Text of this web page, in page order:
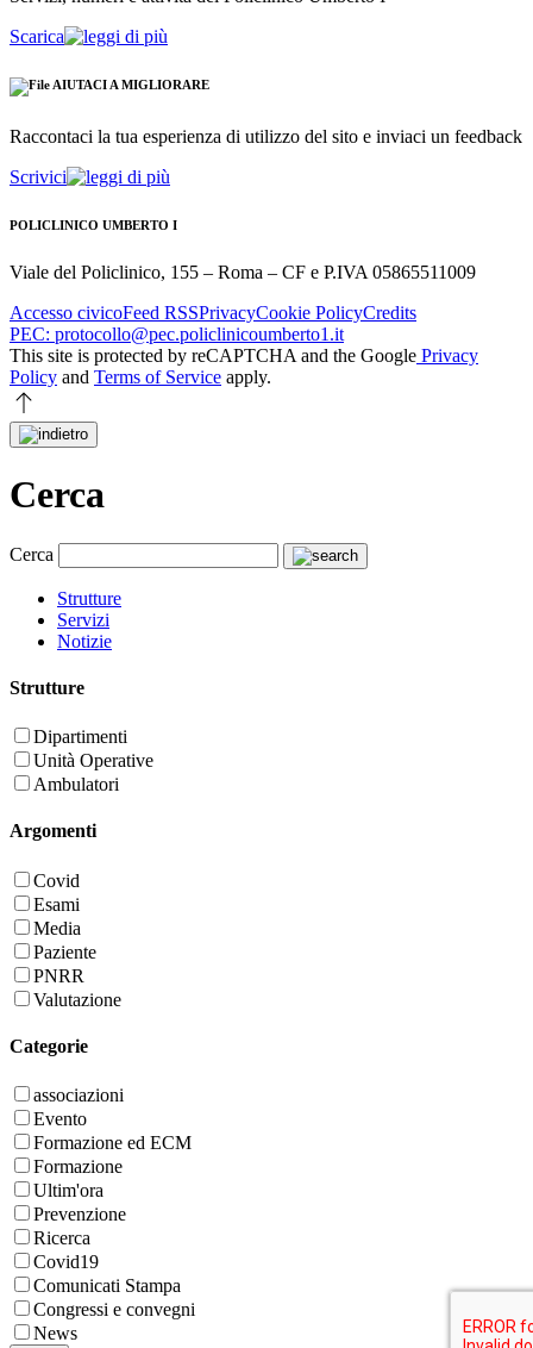
Scarica
AIUTACI A MIGLIORARE
Raccontaci la tua esperienza di utilizzo del sito e inviaci un feedback
Scrivici
POLICLINICO UMBERTO I
Viale del Policlinico, 155 – Roma – CF e P.IVA 05865511009
Accesso civicoFeed RSSPrivacyCookie PolicyCredits
PEC: protocollo@pec.policlinicoumberto1.it
This site is protected by reCAPTCHA and the Google Privacy
Policy and Terms of Service apply.
Cerca
Cerca
Strutture
Servizi
Notizie
Strutture
Dipartimenti
Unità Operative
Ambulatori
Argomenti
Covid
Esami
Media
Paziente
PNRR
Valutazione
Categorie
associazioni
Evento
Formazione ed ECM
Formazione
Ultim'ora
Prevenzione
Ricerca
Covid19
Comunicati Stampa
Congressi e convegni
News